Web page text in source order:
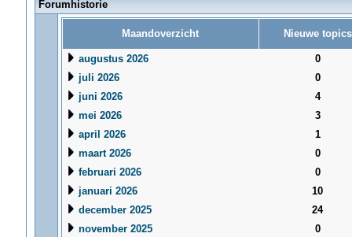
Forumhistorie
Maandoverzicht Nieuwe topics
augustus 2026
0
juli 2026
0
juni 2026
4
mei 2026
3
april 2026
1
maart 2026
0
februari 2026
0
januari 2026
10
december 2025
24
november 2025
0